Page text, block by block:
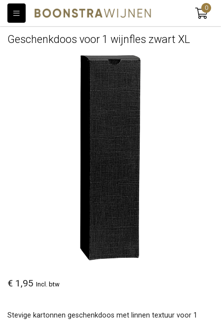
0
Geschenkdoos voor 1 wijnfles zwart XL
€ 1,95 Incl. btw
Stevige kartonnen geschenkdoos met linnen textuur voor 1